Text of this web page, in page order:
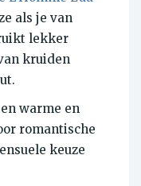
als je van
lekker
kruiden
warme en
romantische
keuze